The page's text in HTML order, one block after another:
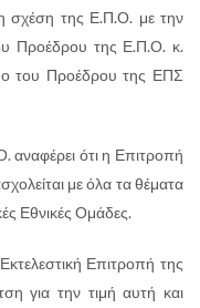
σχέση της Ε.Π.Ο. με την
Προέδρου της Ε.Π.Ο. κ.
του Προέδρου της ΕΠΣ
ότι η Επιτροπή
με όλα τα θέματα
Εθνικές Ομάδες.
Επιτροπή της
για την τιμή αυτή και